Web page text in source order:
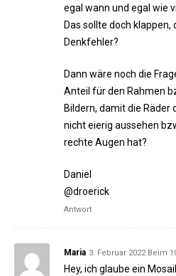
egal wann und egal wie
Das sollte doch klappen,
Denkfehler?
Dann wäre noch die
Anteil für den Rahmen
Bildern, damit die Räder
nicht eierig aussehen
rechte Augen hat?
Daniel
@droerick
Antwort
Maria 3. Februar 2022 Beim
Hey, ich glaube ein